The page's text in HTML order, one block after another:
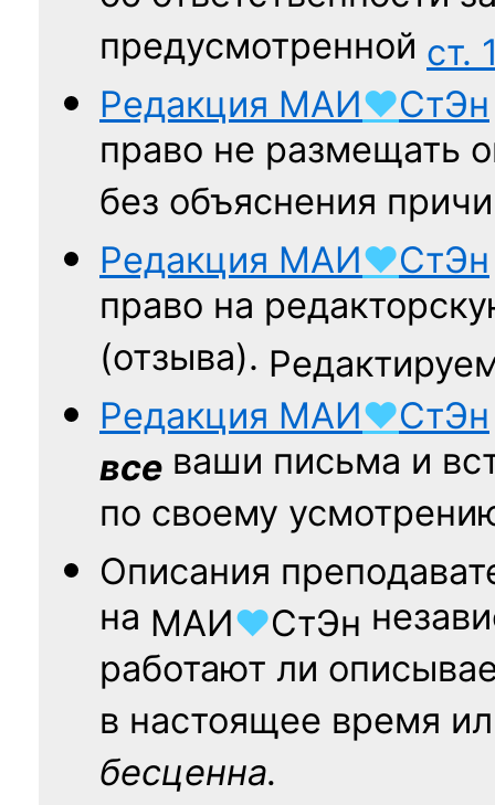
предусмотренной ст.
Редакция МАИ♥СтЭн
право не размещать
без объяснения
Редакция МАИ♥СтЭн
право на
(отзыва).
Редакция МАИ♥СтЭн
все ваши письма и
по своему
Описания
на МАИ♥СтЭн
работают ли
в настоящее время
бесценна.